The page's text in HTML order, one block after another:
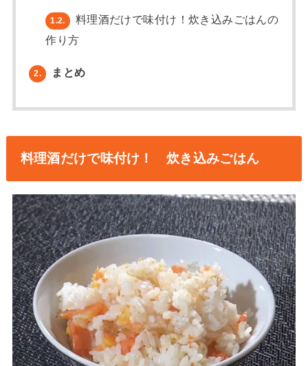
1.2.
料理酒だけで味付け！炊き込みごはんの
作り方
2. まとめ
料理酒だけで味付け！ 炊き込みごはん